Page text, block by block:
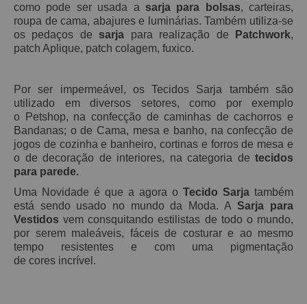
como pode ser usada a sarja para bolsas, carteiras,
roupa de cama, abajures e luminárias. Também utiliza-se
os pedaços de sarja para realização de Patchwork,
patch Aplique, patch colagem, fuxico.
Por ser impermeável, os Tecidos Sarja também são
utilizado em diversos setores, como por exemplo
o Petshop, na confecção de caminhas de cachorros e
Bandanas; o de Cama, mesa e banho, na confecção de
jogos de cozinha e banheiro, cortinas e forros de mesa e
o de decoração de interiores, na categoria de tecidos
para parede.
Uma Novidade é que a agora o Tecido Sarja também
está sendo usado no mundo da Moda. ASarja para
Vestidos vem consquitando estilistas de todo o mundo,
por serem maleáveis, fáceis de costurar e ao mesmo
tempo resistentes e com uma pigmentação
de cores incrível.